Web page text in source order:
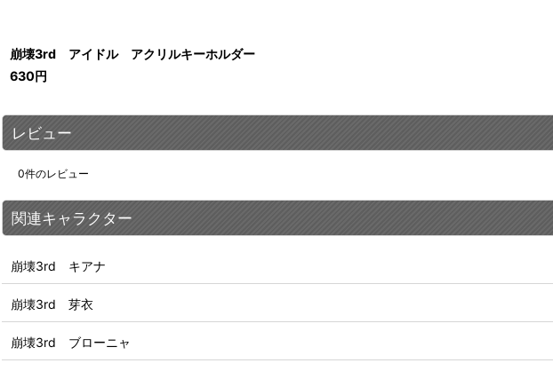
崩壊3rd アイドル アクリルキーホルダー
630円
レビュー
0件のレビュー
関連キャラクター
崩壊3rd キアナ
崩壊3rd 芽衣
崩壊3rd ブローニャ